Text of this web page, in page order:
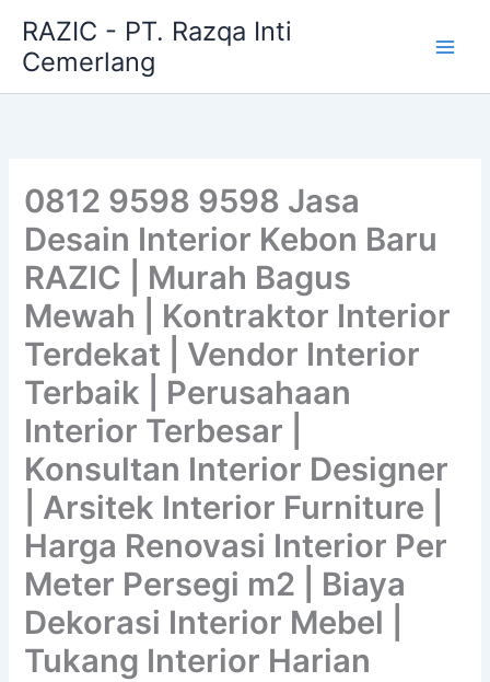
content
RAZIC - PT. Razqa Inti
Cemerlang
0812 9598 9598 Jasa
Desain Interior Kebon Baru
RAZIC | Murah Bagus
Mewah | Kontraktor Interior
Terdekat | Vendor Interior
Terbaik | Perusahaan
Interior Terbesar |
Konsultan Interior Designer
| Arsitek Interior Furniture |
Harga Renovasi Interior Per
Meter Persegi m2 | Biaya
Dekorasi Interior Mebel |
Tukang Interior Harian